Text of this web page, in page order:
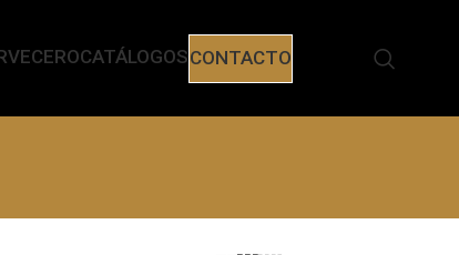
CATÁLOGOSCONTACTO